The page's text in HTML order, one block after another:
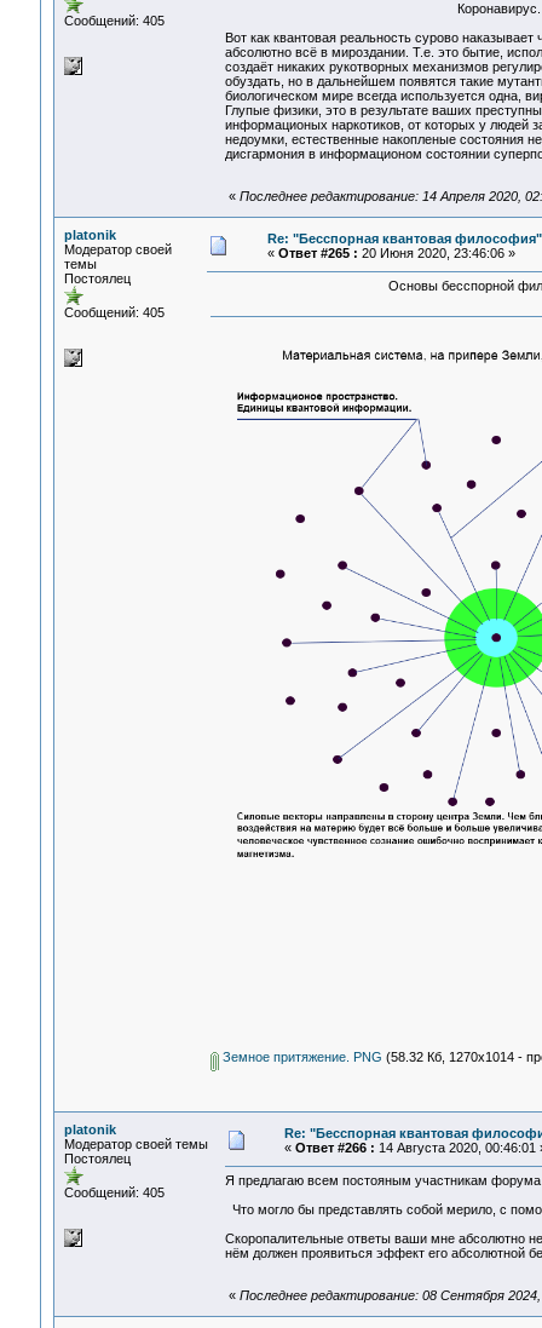
Сообщений: 405
Коронавирус.
Вот как квантовая реальность сурово
абсолютно всё в мироздании. Т.е. это бытие,
создаёт никаких рукотворных механизмов
обуздать, но в дальнейшем появятся такие
биологическом мире всегда используется одна,
Глупые физики, это в результате ваших
информационых наркотиков, от которых у людей
недоумки, естественные накопленые состояния
дисгармония в информационом состоянии
« Последнее редактирование: 14 Апреля 2020,
platonik
Модератор своей
темы
Постоялец
Сообщений: 405
Re: "Бесспорная квантовая философия"
« Ответ #265 : 20 Июня 2020, 23:46:06 »
Основы бесспорной
Земное притяжение. PNG (58.32 Кб, 1270x1014 -
platonik
Модератор своей темы
Постоялец
Сообщений: 405
Re: "Бесспорная квантовая
« Ответ #266 : 14 Августа 2020, 00:46:01
Я предлагаю всем постояным участникам
Что могло бы представлять собой мерило, с
Скоропалительные ответы ваши мне абсолютно
нём должен проявиться эффект его абсолютной
« Последнее редактирование: 08 Сентября